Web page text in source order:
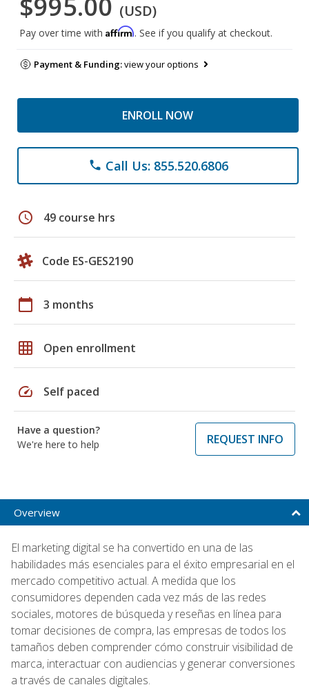
$995.00 (USD)
Pay over time with Affirm. See if you qualify at checkout.
Payment & Funding:view your options
ENROLL NOW
phone Call Us: 855.520.6806
schedule 49 course hrs
Code ES-GES2190
calendar_today 3 months
grid_on Open enrollment
speed Self paced
Have a question?
We're here to help
REQUEST INFO
Overview
El marketing digital se ha convertido en una de las
habilidades más esenciales para el éxito empresarial en el
mercado competitivo actual. A medida que los
consumidores dependen cada vez más de las redes
sociales, motores de búsqueda y reseñas en línea para
tomar decisiones de compra, las empresas de todos los
tamaños deben comprender cómo construir visibilidad de
marca, interactuar con audiencias y generar conversiones
a través de canales digitales.